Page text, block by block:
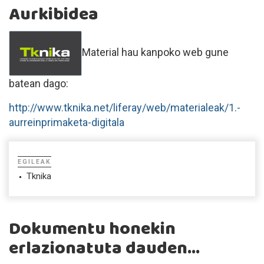
Aurkibidea
Material hau kanpoko web gune
batean dago:
http://www.tknika.net/liferay/web/materialeak/1.-
aurreinprimaketa-digitala
EGILEAK
Tknika
Dokumentu honekin
erlazionatuta dauden...